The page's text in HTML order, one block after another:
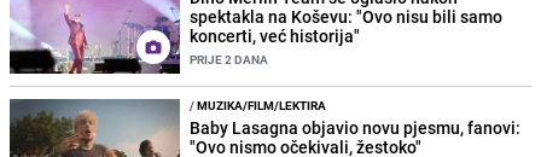
spektakla na Koševu: "Ovo nisu bili samo
koncerti, već historija"
PRIJE 2 DANA
/MUZIKA/FILM/LEKTIRA
Baby Lasagna objavio novu pjesmu, fanovi:
"Ovo nismo očekivali, žestoko"